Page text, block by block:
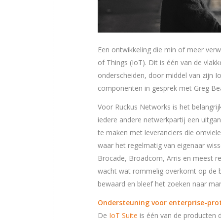
Een ontwikkeling die min of meer
of Things (IoT). Dit is één van de
onderscheiden, door middel van zijn
componenten in gesprek met Greg
Voor Ruckus Networks is het
iedere andere netwerkpartij een
te maken met leveranciers die
waar het regelmatig van eigenaar
Brocade, Broadcom, Arris en meest
wacht wat rommelig overkomt op de
bewaard en bleef het zoeken naar
Ondersteuning voor enterprise-
De IoT Suite is één van de producten